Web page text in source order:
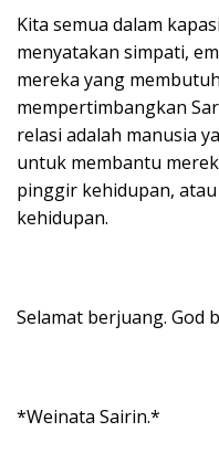
Kita semua dalam
menyatakan simpati,
mereka yang
mempertimbangkan
relasi adalah manusia
untuk membantu
pinggir kehidupan,
kehidupan.
Selamat berjuang. God
*Weinata Sairin.*